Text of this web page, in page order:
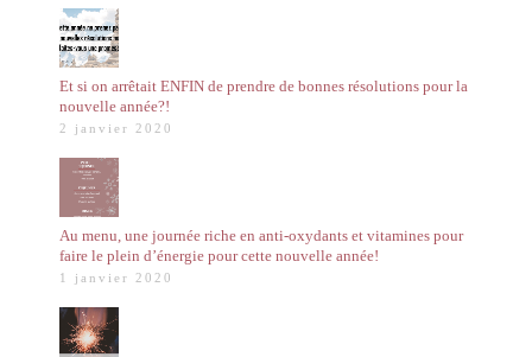
Et si on arrêtait ENFIN de prendre de bonnes résolutions pour la
nouvelle année?!
2 janvier 2020
Au menu, une journée riche en anti-oxydants et vitamines pour
faire le plein d’énergie pour cette nouvelle année!
1 janvier 2020